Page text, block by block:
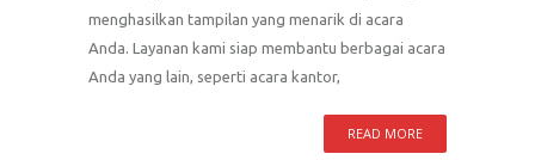
menghasilkan tampilan yang menarik di acara
Anda. Layanan kami siap membantu berbagai acara
Anda yang lain, seperti acara kantor,
READ MORE